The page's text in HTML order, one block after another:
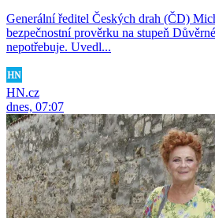
Generální ředitel Českých drah (ČD)
bezpečnostní prověrku na stupeň
nepotřebuje. Uvedl...
HN.cz
dnes, 07:07